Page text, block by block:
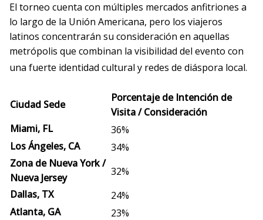
El torneo cuenta con múltiples mercados anfitriones a
lo largo de la Unión Americana, pero los viajeros
latinos concentrarán su consideración en aquellas
metrópolis que combinan la visibilidad del evento con
una fuerte identidad cultural y redes de diáspora local.
Ciudad Sede
Porcentaje de Intención de
Visita / Consideración
Miami, FL
36%
Los Ángeles, CA
34%
Zona de Nueva York /
Nueva Jersey
32%
Dallas, TX
24%
Atlanta, GA
23%